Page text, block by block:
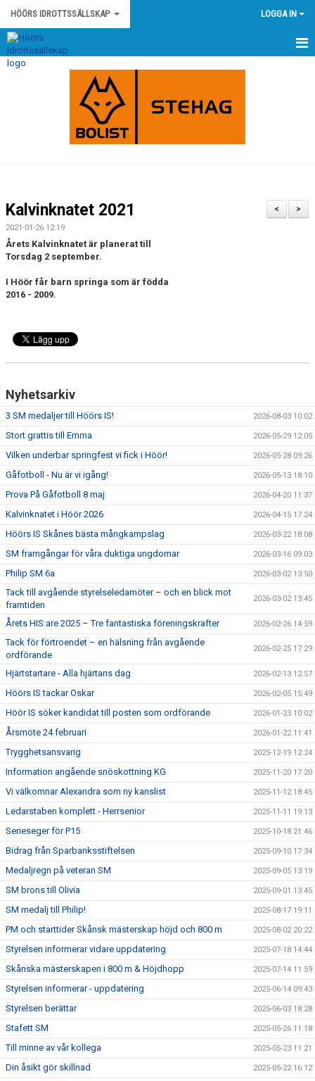
HÖÖRS IDROTTSSÄLLSKAP LOGGA IN
HEM
KLUBBSHOP
KALENDER
MATCHER
DOKUMENT
IDROTTSFÖRSÄKRING
MEDLEMSKAP
MEDLEMS- & TRÄNINGSAVGIFTER
TRÄNINGSTIDER
>
<
Kalvinknatet 2021
2021-01-26 12:19
Årets Kalvinknatet är planerat till
Torsdag 2 september.
I Höör får barn springa som är födda
2016 - 2009.
Nyhetsarkiv
3 SM medaljer till Höörs IS! 2026-08-03 10:02
Stort grattis till Emma 2026-05-29 12:05
Vilken underbar springfest vi fick i Höör! 2026-05-28 09:26
Gåfotboll - Nu är vi igång! 2026-05-13 18:10
Prova På Gåfotboll 8 maj 2026-04-20 11:37
Kalvinknatet i Höör 2026 2026-04-15 17:24
Höörs IS Skånes bästa mångkampslag 2026-03-22 18:08
SM framgångar för våra duktiga ungdomar 2026-03-16 09:03
Philip SM 6a 2026-03-02 13:50
Tack till avgående styrelseledamöter – och en blick mot
framtiden
2026-03-02 13:45
Årets HIS:are 2025 – Tre fantastiska föreningskrafter 2026-02-26 14:59
Tack för förtroendet – en hälsning från avgående
ordförande
2026-02-25 17:29
Hjärtstartare - Alla hjärtans dag 2026-02-13 12:57
Höörs IS tackar Oskar 2026-02-05 15:49
Höör IS söker kandidat till posten som ordförande 2026-01-23 10:02
Årsmöte 24 februari 2026-01-22 11:41
Trygghetsansvarig 2025-12-19 12:24
Information angående snöskottning KG 2025-11-20 17:20
Vi välkomnar Alexandra som ny kanslist 2025-11-12 18:45
Ledarstaben komplett - Herrsenior 2025-11-11 19:13
Serieseger för P15 2025-10-18 21:46
Bidrag från Sparbanksstiftelsen 2025-09-10 17:34
Medaljregn på veteran SM 2025-09-05 13:19
SM brons till Olivia 2025-09-01 13:45
SM medalj till Philip! 2025-08-17 19:11
PM och starttider Skånsk mästerskap höjd och 800 m 2025-08-02 20:22
Styrelsen informerar vidare uppdatering 2025-07-18 14:44
Skånska mästerskapen i 800 m & Höjdhopp 2025-07-14 11:59
Styrelsen informerar - uppdatering 2025-06-14 09:43
Styrelsen berättar 2025-06-03 18:28
Stafett SM 2025-05-26 11:18
Till minne av vår kollega 2025-05-23 11:21
Din åsikt gör skillnad 2025-05-22 16:12